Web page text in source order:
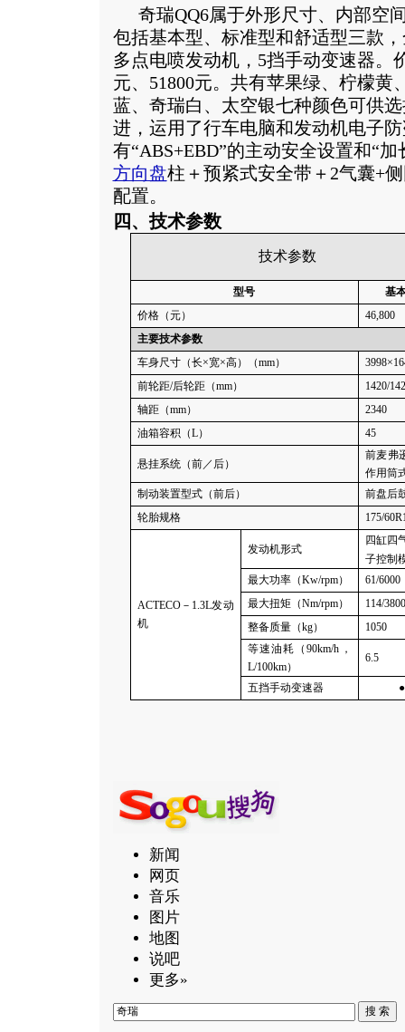
奇瑞QQ6属于外形尺寸、内部空
包括基本型、标准型和舒适型三款
多点电喷发动机，5挡手动变速器。
元、51800元。共有苹果绿、柠檬黄
蓝、奇瑞白、太空银七种颜色可供
进，运用了行车电脑和发动机电子
有“ABS+EBD”的主动安全设置和“
方向盘柱＋预紧式安全带＋2气囊+
配置。
四、技术参数
技术参数
型号
基
价格（元）
46,800
主要技术参数
车身尺寸（长×宽×高）（mm）
前轮距/后轮距（mm）
1420/
轴距（mm）
2340
油箱容积（L） 45
悬挂系统（前／后）
前麦弗
作用筒
制动装置型式（前后）
前盘后
轮胎规格
175/
ACTECO－1.3L发动
机
发动机形式
四缸四
子控制
最大功率（Kw/rpm）
61/6000
最大扭矩（Nm/rpm）
114/
整备质量（kg）
1050
等速油耗（90km/h，
L/100km）
6.5
五挡手动变速器 ●
新闻
网页
音乐
图片
地图
说吧
更多»